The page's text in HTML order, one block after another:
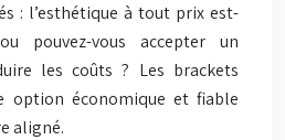
: l’esthétique à tout prix est-
pouvez-vous accepter un
les coûts ? Les brackets
option économique et fiable
aligné.